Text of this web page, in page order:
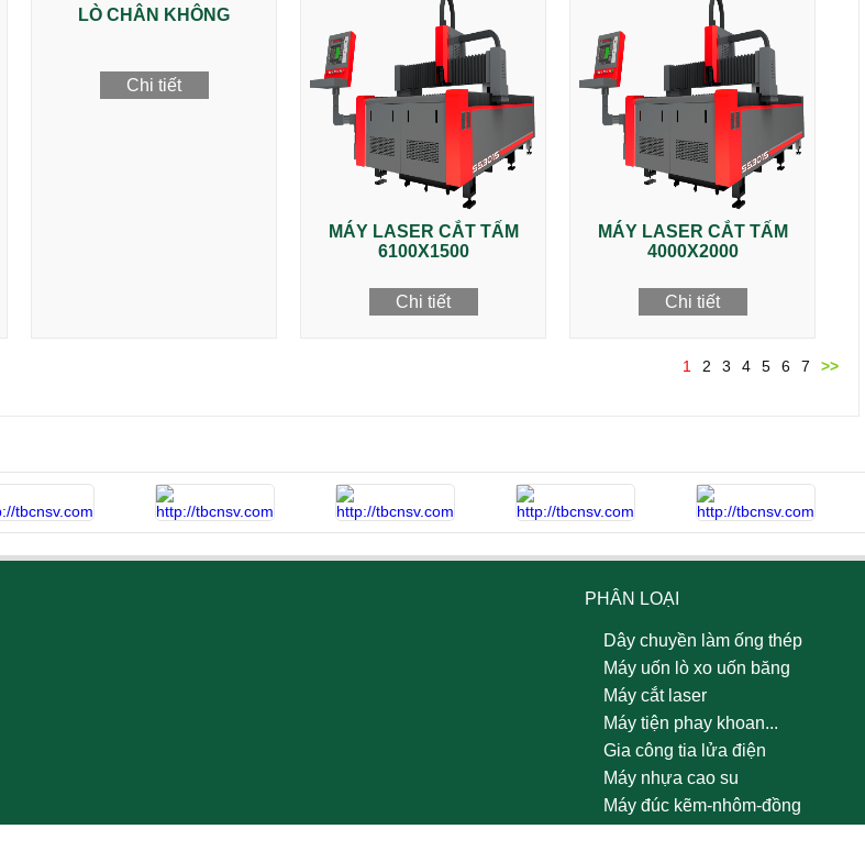
LÒ CHÂN KHÔNG
Chi tiết
MÁY LASER CẮT TẤM
6100X1500
Chi tiết
MÁY LASER CẮT TẤM
4000X2000
Chi tiết
1 2 3 4 5 6 7 >>
PHÂN LOẠI
Dây chuyền làm ống thép
Máy uốn lò xo uốn băng
Máy cắt laser
Máy tiện phay khoan...
Gia công tia lửa điện
Máy nhựa cao su
Máy đúc kẽm-nhôm-đồng